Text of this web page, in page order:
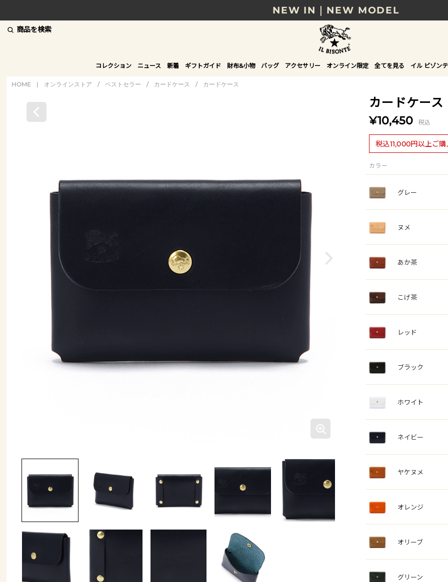
NEW IN｜NEW MODEL
8/17(月)10時まで｜税込11,000円以上で送料無
贈る相手やシーンから選べる、新しいギフトガ
NEW IN｜COLOR LEATHER
商品を検索
コレクション ニュース 新着 ギフトガイド 財布&小物 バッグ アクセサリー オンライン限定 全てを見る イル ビゾン
HOME | オンラインストア / ベストセラー / カードケース / カードケース
カードケース
¥10,450 税込
税込11,000円以上ご
カラー
グレー
ヌメ
あか茶
こげ茶
レッド
ブラック
ホワイト
ネイビー
ヤケヌメ
オレンジ
オリーブ
グリーン